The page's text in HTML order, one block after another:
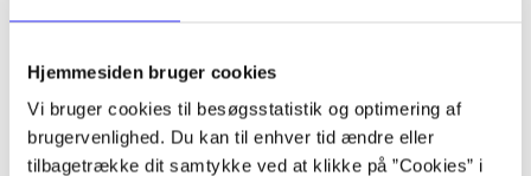
Hjemmesiden bruger cookies
Vi bruger cookies til besøgsstatistik og optimering af
brugervenlighed. Du kan til enhver tid ændre eller
tilbagetrække dit samtykke ved at klikke på ”Cookies” i
Artikler
Alle registrerede artikler fordelt på udgivelser